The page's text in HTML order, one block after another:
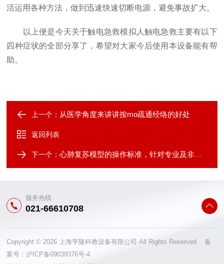
活运用各种方法，做到迅速快速切断电源，避免事故扩大。
以上便是今天关于触电急救模拟人触电急救主要有以下
四种症状的全部分享了，希望对大家今后使用本设备能有帮
助。
上一个： 从医学角度来讲讲按mo疏通经络的好处
返回列表
下一个：心肺复苏模型的操作标准，针对专业及非专业人员有不一样的考核标准
服务热线
021-66610708
Copyright © 2026 上海亨隆科教设备有限公司 All Rights Reserved 备
案号：沪ICP备09039376号-4